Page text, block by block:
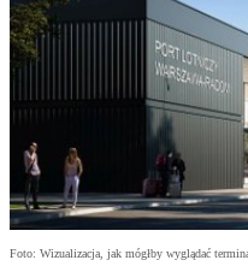
Foto: Wizualizacja, jak mógłby wyglądać